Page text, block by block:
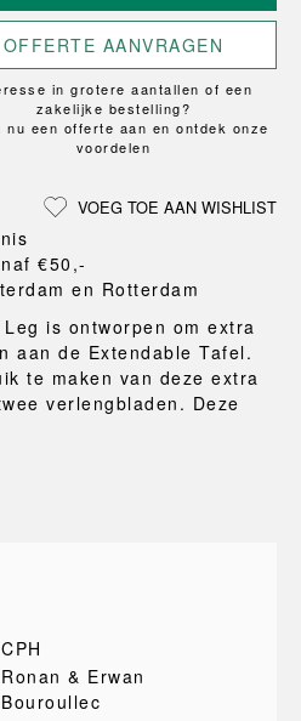
OFFERTE AANVRAGEN
in grotere aantallen of een
zakelijke bestelling?
nu een offerte aan en ontdek onze
voordelen
VOEG TOE AAN WISHLIST
€50,-
en Rotterdam
is ontworpen om extra
aan de Extendable Tafel.
te maken van deze extra
verlengbladen. Deze
CPH
Ronan & Erwan
Bouroullec